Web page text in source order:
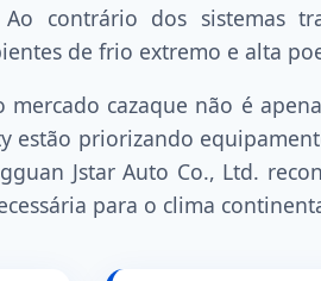
contrário dos sistemas
de frio extremo e alta
mercado cazaque não é
estão priorizando
Jstar Auto Co., Ltd.
para o clima